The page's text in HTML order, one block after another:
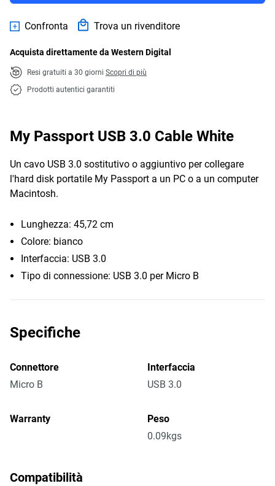
Confronta Trova un rivenditore
Acquista direttamente da Western Digital
Resi gratuiti a 30 giorni Scopri di più
Prodotti autentici garantiti
My Passport USB 3.0 Cable White
Un cavo USB 3.0 sostitutivo o aggiuntivo per collegare
l'hard disk portatile My Passport a un PC o a un computer
Macintosh.
Lunghezza: 45,72 cm
Colore: bianco
Interfaccia: USB 3.0
Tipo di connessione: USB 3.0 per Micro B
Specifiche
Connettore
Micro B
Interfaccia
USB 3.0
Warranty
Peso
0.09kgs
Compatibilità